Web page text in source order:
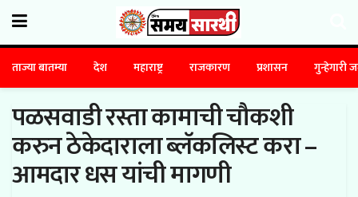
ताज्या बातम्या देश महाराष्ट्र राजकारण प्रशासन गुन्हेगारी
पळसवाडी रस्ता कामाची चौकशी
करुन ठेकेदाराला ब्लॅकलिस्ट करा –
आमदार धस यांची मागणी